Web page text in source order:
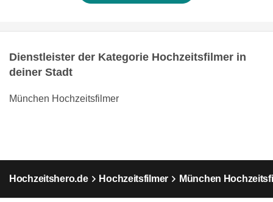
Dienstleister der Kategorie Hochzeitsfilmer in
deiner Stadt
München Hochzeitsfilmer
Hochzeitshero.de Hochzeitsfilmer München